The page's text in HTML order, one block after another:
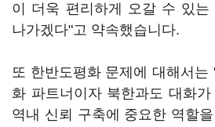
이 더욱 편리하게 오갈 수 있는
나가겠다"고 약속했습니다.
또 한반도평화 문제에 대해서는
화 파트너이자 북한과도 대화
역내 신뢰 구축에 중요한 역할